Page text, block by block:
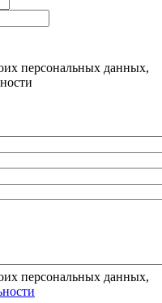
персональных данных,
персональных данных,